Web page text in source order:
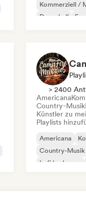
Kommerziell /
Dancehall
> 2400
Americana
Country-Musik
Künstler zu
Playlists
Americana
Country-Musik
Lofi bedroom